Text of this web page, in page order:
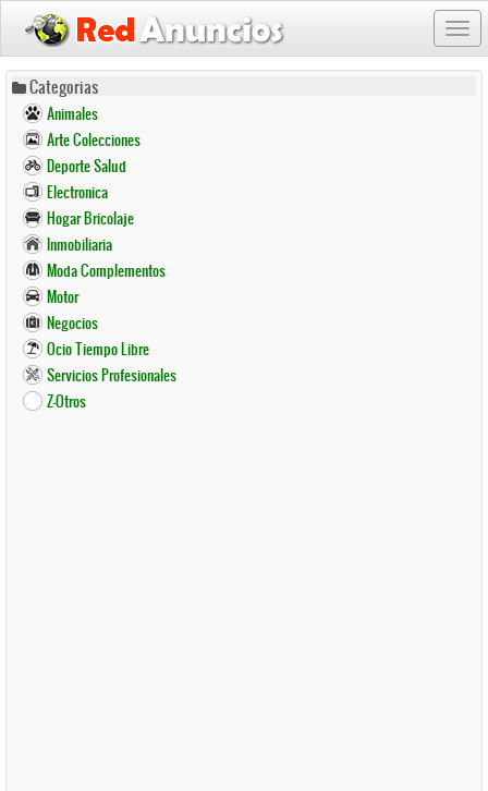
Pasar
contenido
principal
Categorias
Animales
Arte Colecciones
Deporte Salud
Electronica
Hogar Bricolaje
Inmobiliaria
Moda Complementos
Motor
Negocios
Ocio Tiempo Libre
Servicios Profesionales
Z-Otros